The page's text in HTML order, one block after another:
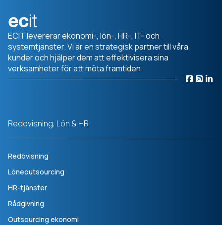
ECIT levererar ekonomi-, lön-, HR-, IT- och
systemtjänster. Vi är en strategisk partner till våra
kunder och hjälper dem att effektivisera sina
verksamheter för att möta framtiden.
Redovisning, Lön & HR
Redovisning
Löneoutsourcing
HR-tjänster
Rådgivning
Outsourcing ekonomi